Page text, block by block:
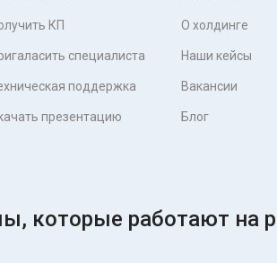
КП
специалиста
поддержка
презентацию
О холдинге
Наши кейсы
Вакансии
Блог
которые работают на